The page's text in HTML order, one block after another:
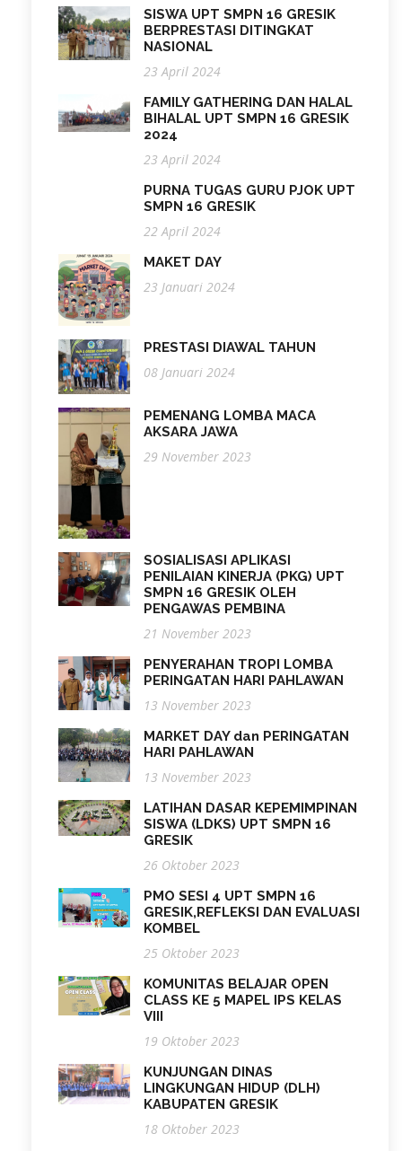
SISWA UPT SMPN 16 GRESIK
BERPRESTASI DITINGKAT
NASIONAL
23 April 2024
FAMILY GATHERING DAN HALAL
BIHALAL UPT SMPN 16 GRESIK
2024
23 April 2024
PURNA TUGAS GURU PJOK UPT
SMPN 16 GRESIK
22 April 2024
MAKET DAY
23 Januari 2024
PRESTASI DIAWAL TAHUN
08 Januari 2024
PEMENANG LOMBA MACA
AKSARA JAWA
29 November 2023
SOSIALISASI APLIKASI
PENILAIAN KINERJA (PKG) UPT
SMPN 16 GRESIK OLEH
PENGAWAS PEMBINA
21 November 2023
PENYERAHAN TROPI LOMBA
PERINGATAN HARI PAHLAWAN
13 November 2023
MARKET DAY dan PERINGATAN
HARI PAHLAWAN
13 November 2023
LATIHAN DASAR KEPEMIMPINAN
SISWA (LDKS) UPT SMPN 16
GRESIK
26 Oktober 2023
PMO SESI 4 UPT SMPN 16
GRESIK,REFLEKSI DAN EVALUASI
KOMBEL
25 Oktober 2023
KOMUNITAS BELAJAR OPEN
CLASS KE 5 MAPEL IPS KELAS
VIII
19 Oktober 2023
KUNJUNGAN DINAS
LINGKUNGAN HIDUP (DLH)
KABUPATEN GRESIK
18 Oktober 2023